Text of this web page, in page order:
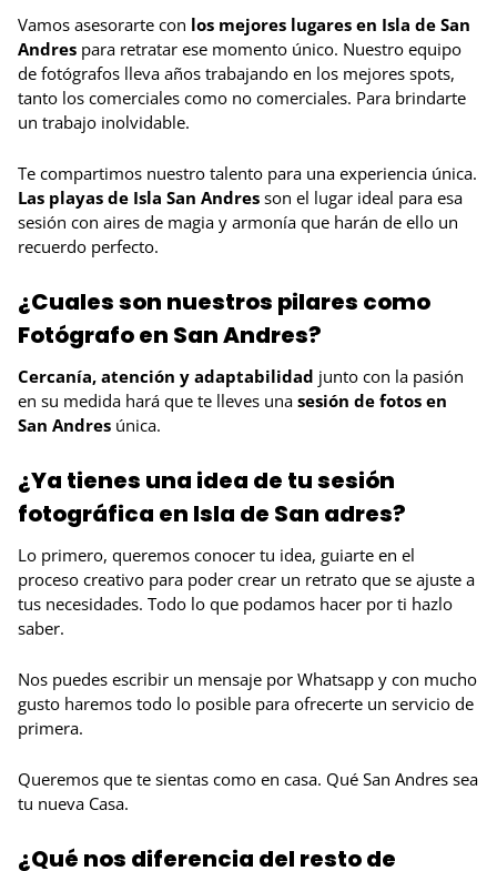
Vamos asesorarte con los mejores lugares en Isla de San
Andres para retratar ese momento único. Nuestro equipo
de fotógrafos lleva años trabajando en los mejores spots,
tanto los comerciales como no comerciales. Para brindarte
un trabajo inolvidable.
Te compartimos nuestro talento para una experiencia única.
Las playas de Isla San Andres son el lugar ideal para esa
sesión con aires de magia y armonía que harán de ello un
recuerdo perfecto.
¿Cuales son nuestros pilares como
Fotógrafo en San Andres?
Cercanía, atención y adaptabilidad junto con la pasión
en su medida hará que te lleves una sesión de fotos en
San Andres única.
¿Ya tienes una idea de tu sesión
fotográfica en Isla de San adres?
Lo primero, queremos conocer tu idea, guiarte en el
proceso creativo para poder crear un retrato que se ajuste a
tus necesidades. Todo lo que podamos hacer por ti hazlo
saber.
Nos puedes escribir un mensaje por Whatsapp y con mucho
gusto haremos todo lo posible para ofrecerte un servicio de
primera.
Queremos que te sientas como en casa. Qué San Andres sea
tu nueva Casa.
¿Qué nos diferencia del resto de